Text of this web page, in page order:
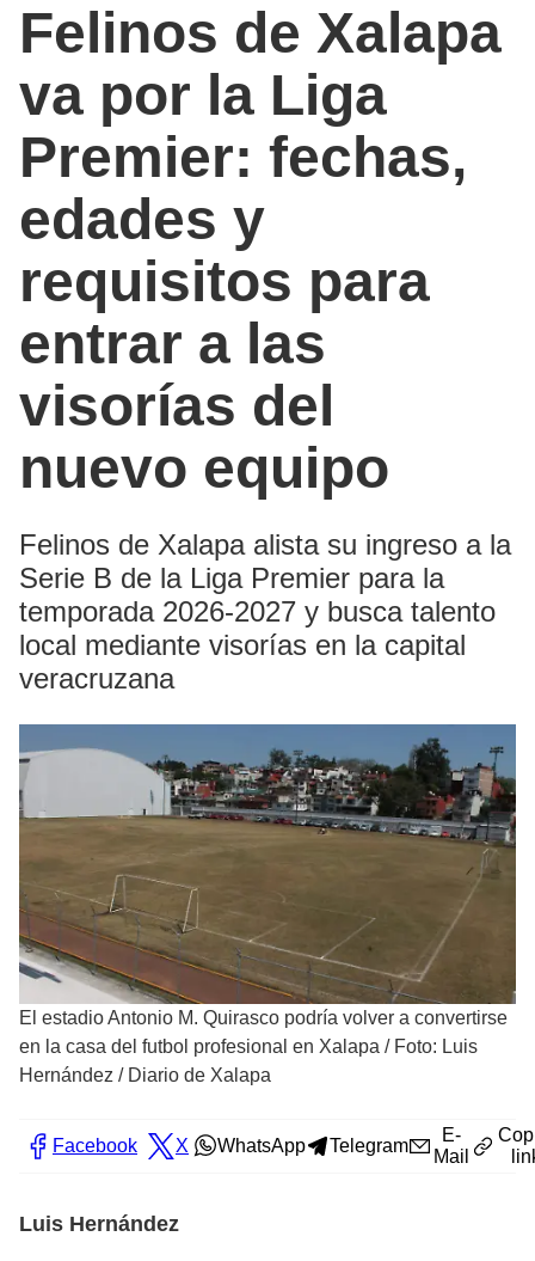
Felinos de Xalapa
va por la Liga
Premier: fechas,
edades y
requisitos para
entrar a las
visorías del
nuevo equipo
Felinos de Xalapa alista su ingreso a la
Serie B de la Liga Premier para la
temporada 2026-2027 y busca talento
local mediante visorías en la capital
veracruzana
El estadio Antonio M. Quirasco podría volver a convertirse
en la casa del futbol profesional en Xalapa / Foto: Luis
Hernández / Diario de Xalapa
Facebook X WhatsApp Telegram
E-
Mail
Luis Hernández